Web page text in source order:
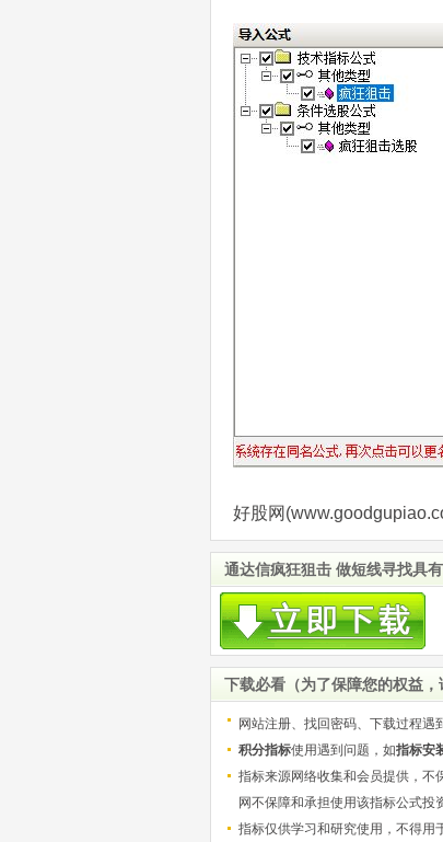
好股网
通达信疯狂狙击 做短线寻找具
下载必看（为了保障您的权益，
网站注册、找回密码、下载过程遇
积分指标使用遇到问题，如指标安
指标来源网络收集和会员提供，不
网不保障和承担使用该指标公式投
指标仅供学习和研究使用，不得用